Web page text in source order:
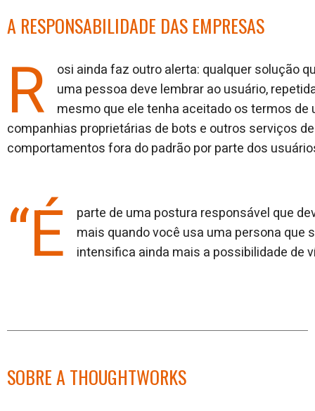
A RESPONSABILIDADE DAS EMPRESAS
R
osi ainda faz outro alerta: qualquer solução
uma pessoa deve lembrar ao usuário,
mesmo que ele tenha aceitado os termos
companhias proprietárias de bots e outros serviços
comportamentos fora do padrão por parte dos
“É
parte de uma postura responsável que
mais quando você usa uma persona que
intensifica ainda mais a possibilidade de
SOBRE A THOUGHTWORKS